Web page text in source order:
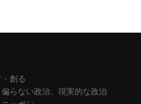
創る
らない政治、現実的な政治